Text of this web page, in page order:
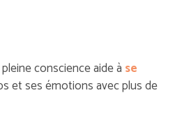
conscience aide à se
et ses émotions avec plus de